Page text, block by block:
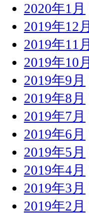
2020年1月
2019年12月
2019年11月
2019年10月
2019年9月
2019年8月
2019年7月
2019年6月
2019年5月
2019年4月
2019年3月
2019年2月